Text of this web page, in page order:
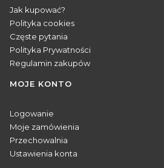
Jak kupować?
Polityka cookies
Częste pytania
Polityka Prywatności
Regulamin zakupów
MOJE KONTO
Logowanie
Moje zamówienia
Przechowalnia
Ustawienia konta